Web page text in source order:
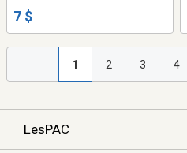
7 $
1 2 3 4
LesPAC